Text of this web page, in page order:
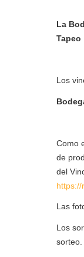
La
Tapeo
Los
Como
de
del
Las
Los
sorteo.